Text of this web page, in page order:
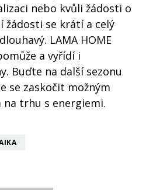
nebo kvůli žádosti o
žádosti se krátí a celý
LAMA HOME
a vyřídí i
Buďte na další sezonu
se zaskočit možným
na trhu s energiemi.